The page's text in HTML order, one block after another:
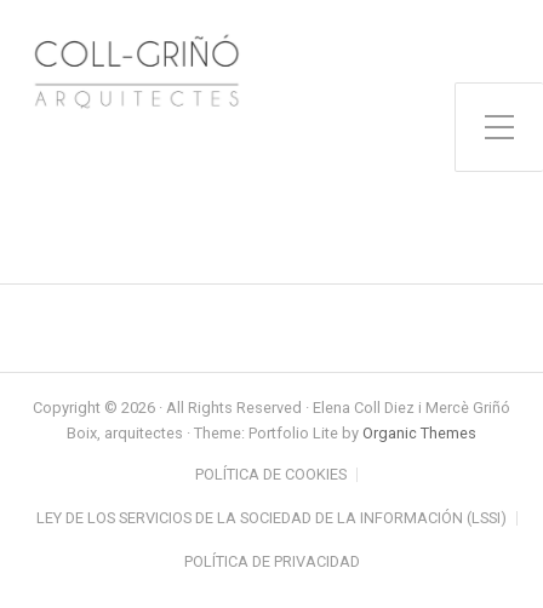
Toggle Side Menu
Copyright © 2026 · All Rights Reserved · Elena Coll Diez i Mercè Griñó
Boix, arquitectes · Theme: Portfolio Lite by Organic Themes
POLÍTICA DE COOKIES
LEY DE LOS SERVICIOS DE LA SOCIEDAD DE LA INFORMACIÓN (LSSI)
POLÍTICA DE PRIVACIDAD